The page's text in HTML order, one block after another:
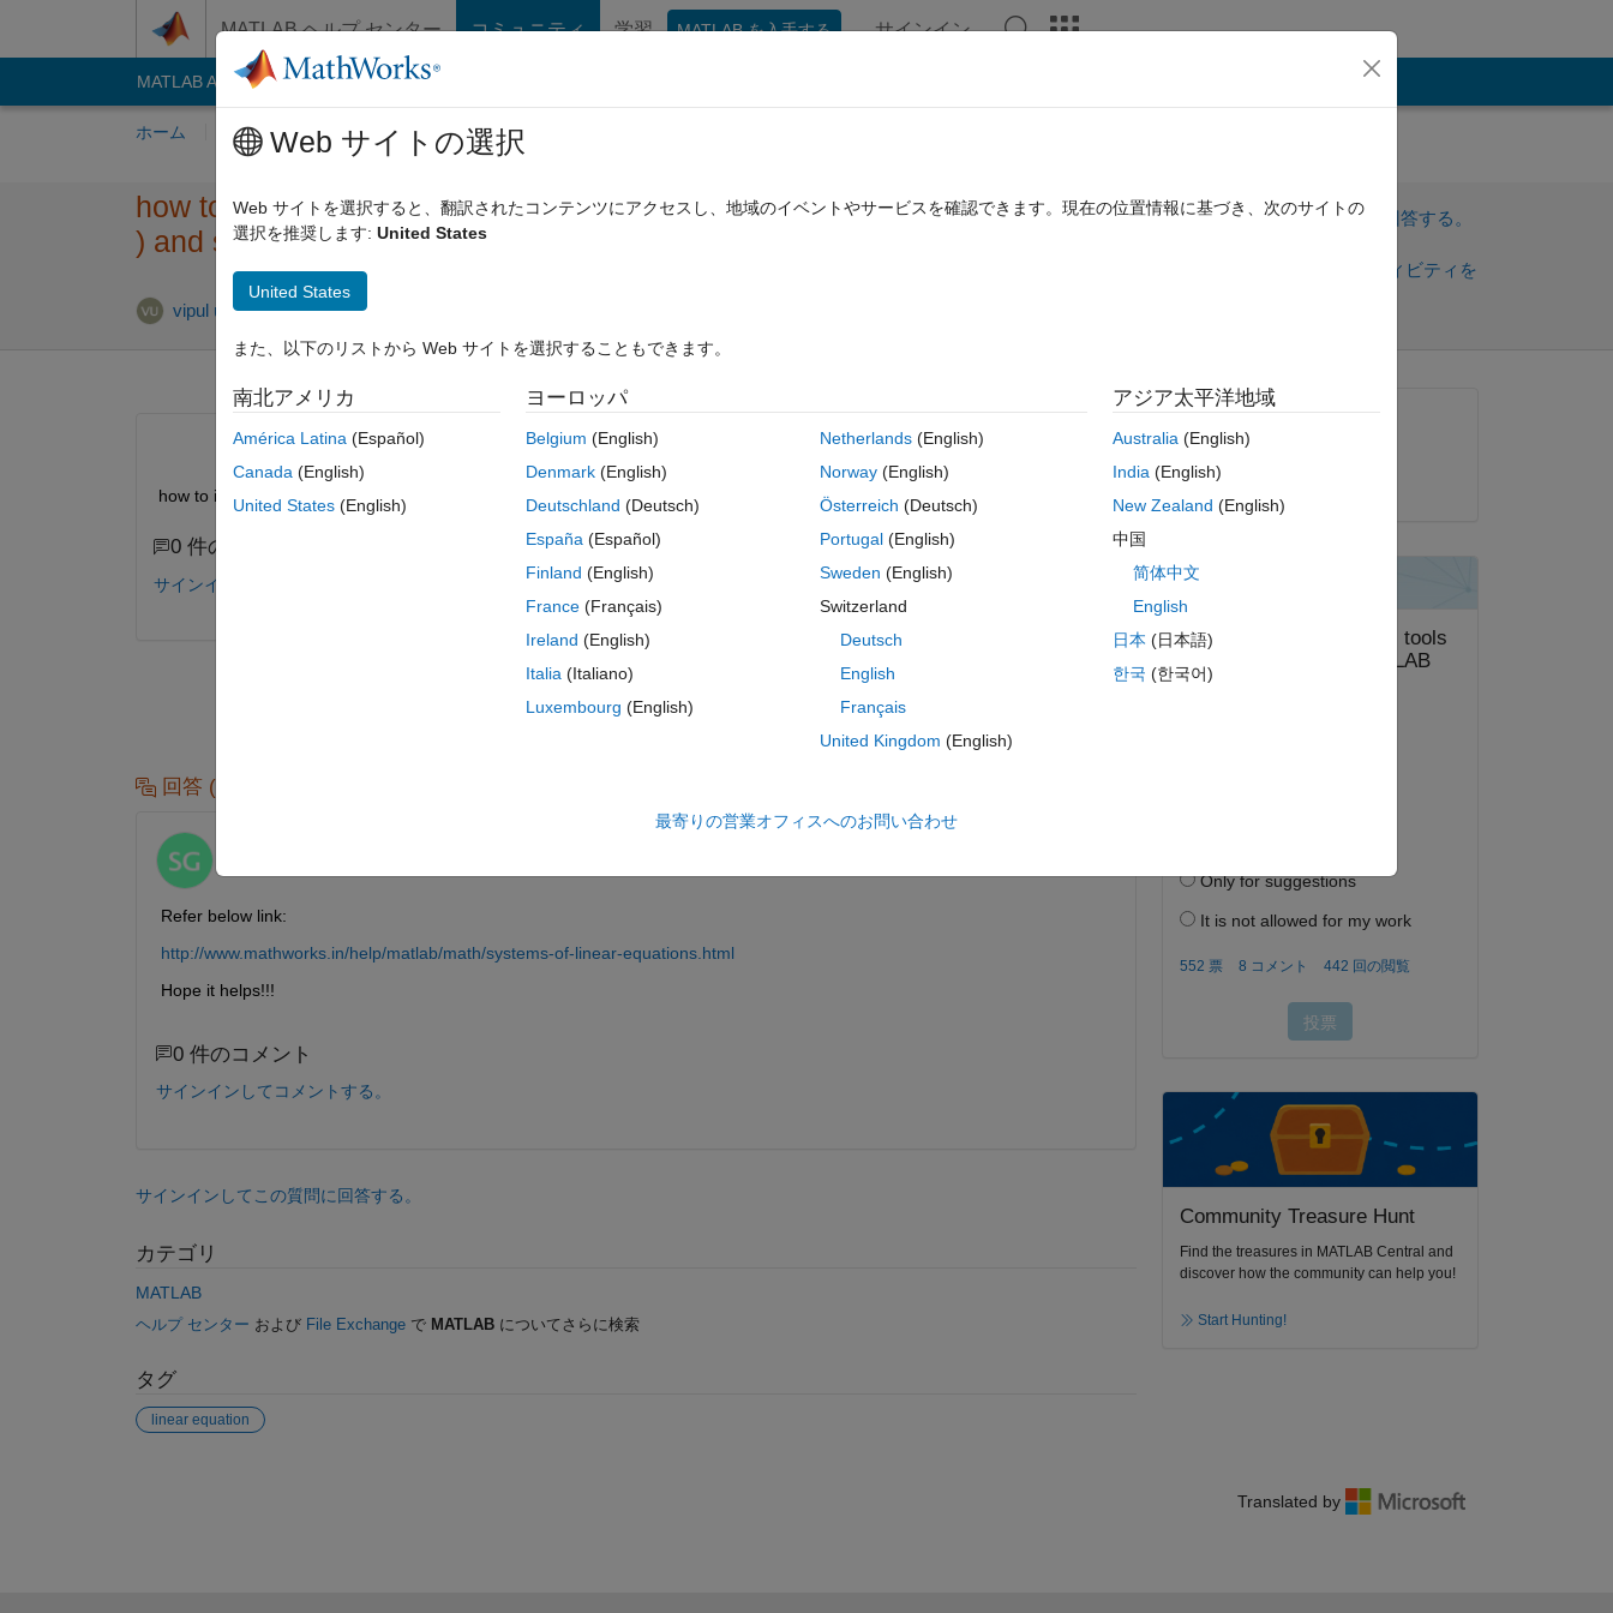
MATLAB ヘルプ センター コミュニティ 学習 MATLAB を入手する サインイン
MATLAB Answers File Exchange
ホーム 質問する 回答 閲覧 MATLAB に関する FAQ
how to implement linear eauation from points (x1,y1),(x​2,y2),(x3,​y3),(x4,y4​
) and so on in xy plane in matlab
vipul utsav 2012 11 月 29
サインインしてこの質問に回答する。
サインインしてアクティビティを
how to implement linear eauation from points (x1,y1),(x2,y2),(x3,y3),(x4,y4) and so on in xy plane in matlab
0 件のコメント
サインインしてコメントする。
サインインしてこの質問に回答する。
回答 (1 件)
Refer below link:
http://www.mathworks.in/help/matlab/math/systems-of-linear-equations.html
Hope it helps!!!
0 件のコメント
サインインしてコメントする。
サインインしてこの質問に回答する。
カテゴリ
MATLAB
ヘルプ センター および File Exchangeで MATLABについてさらに検索
タグ
linear equation
2012 年 11 月 29 日
Community Treasure Hunt
Find the treasures in MATLAB Central and
discover how the community can help you!
Start Hunting!
Translated by
Web サイトの選択
Web サイトを選択すると、翻訳されたコンテンツにアクセスし、地域のイベントやサービスを確認できます。現在の位置情報に基づき、次のサイトの
選択を推奨します: United States
United States
また、以下のリストから Web サイトを選択することもできます。
南北アメリカ
América Latina (Español)
Canada (English)
United States (English)
ヨーロッパ
Belgium (English)
Denmark (English)
Deutschland (Deutsch)
España (Español)
Finland (English)
France (Français)
Ireland (English)
Italia (Italiano)
Luxembourg (English)
Netherlands(English)
Norway(English)
Österreich (Deutsch)
Portugal(English)
Sweden (English)
Switzerland
Deutsch
English
Français
United Kingdom (English)
アジア太平洋地域
Australia(English)
India(English)
New Zealand (English)
中国
简体中文
English
日本 (日本語)
한국 (한국어)
最寄りの営業オフィスへのお問い合わせ